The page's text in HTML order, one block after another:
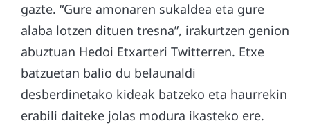
gazte. “Gure amonaren sukaldea eta gure
alaba lotzen dituen tresna”, irakurtzen genion
abuztuan Hedoi Etxarteri Twitterren. Etxe
batzuetan balio du belaunaldi
desberdinetako kideak batzeko eta haurrekin
erabili daiteke jolas modura ikasteko ere.